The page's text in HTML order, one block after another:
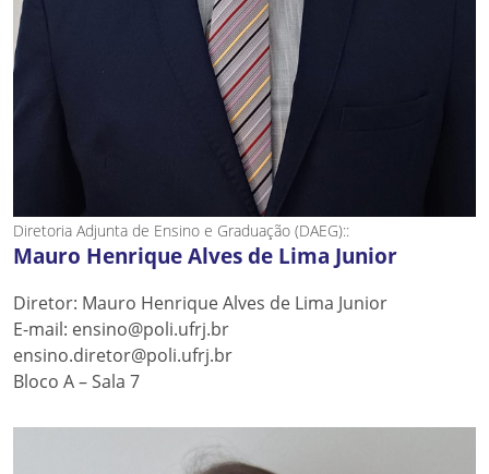
Diretoria Adjunta de Ensino e Graduação (DAEG)::
Mauro Henrique Alves de Lima Junior
Diretor: Mauro Henrique Alves de Lima Junior
E-mail: ensino@poli.ufrj.br
ensino.diretor@poli.ufrj.br
Bloco A – Sala 7